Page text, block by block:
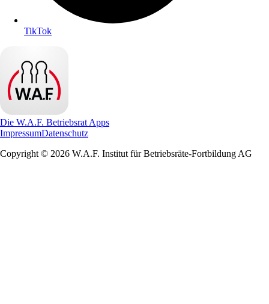
TikTok
Die W.A.F. Betriebsrat Apps
ImpressumDatenschutz
Copyright © 2026 W.A.F. Institut für Betriebsräte-Fortbildung AG